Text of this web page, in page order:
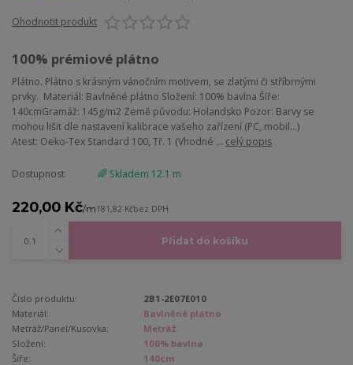
Ohodnotit produkt
100% prémiové plátno
Plátno. Plátno s krásným vánočním motivem, se zlatými či stříbrnými
prvky. Materiál: Bavlněné plátno Složení: 100% bavlna Šíře:
140cmGramáž: 145g/m2 Země původu: Holandsko Pozor: Barvy se
mohou lišit dle nastavení kalibrace vašeho zařízení (PC, mobil...)
Atest: Oeko-Tex Standard 100, Tř. 1 (Vhodné ... celý popis
Dostupnost 🌈 Skladem 12.1 m
220,00 Kč/m181,82 Kčbez DPH
Přidat do košíku
Číslo produktu:
2B1-2E07E010
Materiál:
Bavlněné plátno
Metráž/Panel/Kusovka:
Metráž
Složení:
100% bavlna
Šíře:
140cm